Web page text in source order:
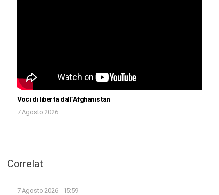
Voci di libertà dall’Afghanistan
7 Agosto 2026
Correlati
7 Agosto 2026 - 15:59